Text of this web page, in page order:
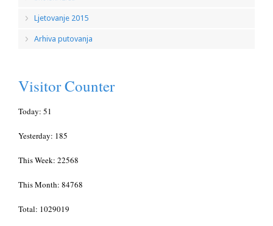
Ljetovanje 2015
Arhiva putovanja
Visitor Counter
Today: 51
Yesterday: 185
This Week: 22568
This Month: 84768
Total: 1029019